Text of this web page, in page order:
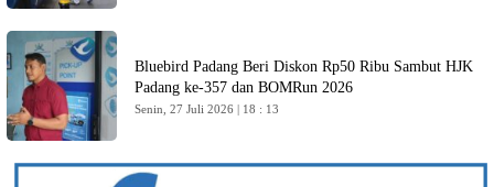
Bluebird Padang Beri Diskon Rp50 Ribu Sambut HJK
Padang ke-357 dan BOMRun 2026
Senin, 27 Juli 2026 | 18 : 13